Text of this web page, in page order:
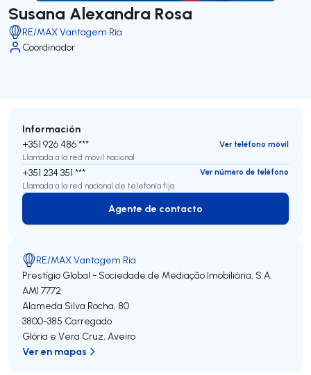
Susana Alexandra Rosa
RE/MAX Vantagem Ria
Coordinador
Información
+351 926 486 ***
Ver teléfono móvil
Llamada a la red móvil nacional
+351 234 351 ***
Ver número de teléfono
Llamada a la red nacional de telefonía fija
Agente de contacto
Agente de contacto
RE/MAX Vantagem Ria
Prestígio Global - Sociedade de Mediação Imobiliária, S.A.
AMI 7772
Alameda Silva Rocha, 80
3800-385 Carregado
Glória e Vera Cruz, Aveiro
Ver en mapas